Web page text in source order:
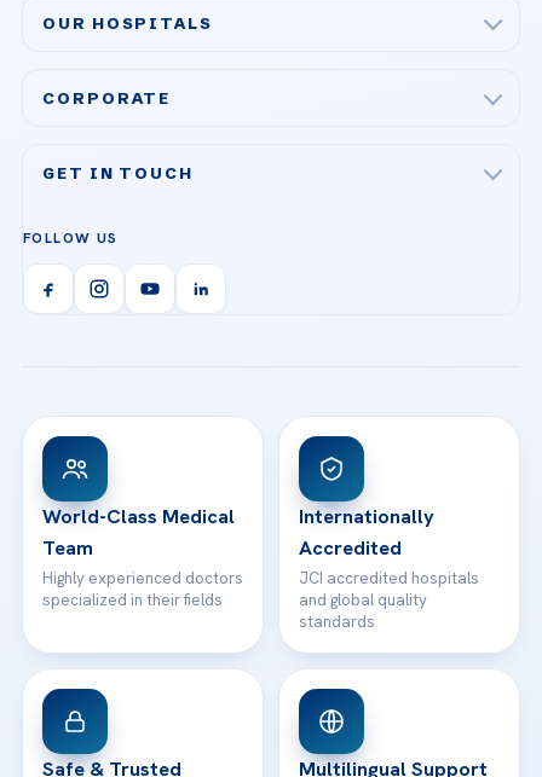
Bariatric & Metabolic Surgery
Organ Transplantation
Orthopedics & Traumatology
OUR HOSPITALS
Acibadem Ataşehir Hospital
Acibadem Kent Hospital (Izmir)
Acibadem Kartal Hospital
View All Hospitals
CORPORATE
Technologies
Health Library
Patient Rights
Contact
GET IN TOUCH
Call us
info@acibademhealthpoint.com
Email us
WhatsApp Support
FOLLOW US
World-Class Medical
Team
Highly experienced doctors
specialized in their fields
Internationally
Accredited
JCI accredited hospitals
and global quality
standards
Safe & Trusted Multilingual Support